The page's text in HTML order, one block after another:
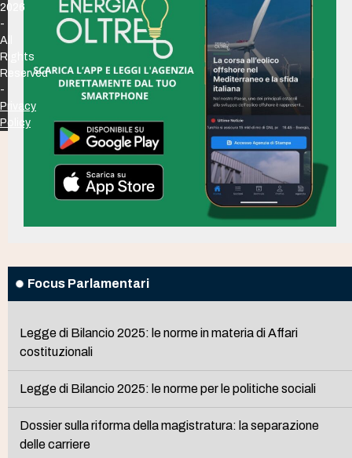
Focus Parlamentari
Legge di Bilancio 2025: le norme in materia di Affari
costituzionali
Legge di Bilancio 2025: le norme per le politiche sociali
Dossier sulla riforma della magistratura: la separazione
delle carriere
2026
-
All
Rights
Reserved
-
Privacy
Policy